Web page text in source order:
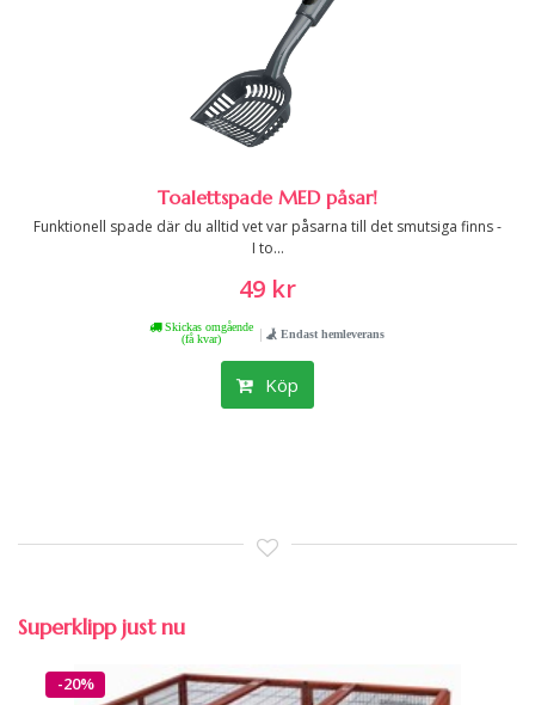
Toalettspade MED påsar!
Funktionell spade där du alltid vet var påsarna till det smutsiga finns -
I to...
49 kr
Skickas omgående
(få kvar)
| Endast hemleverans
Köp
Superklipp just nu
-20%